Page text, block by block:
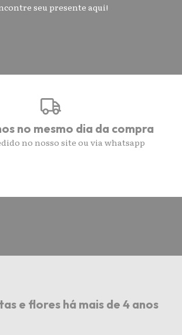
seu presente aqui!
no mesmo dia da compra
no nosso site ou via whatsapp
e flores há mais de 4 anos